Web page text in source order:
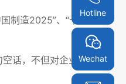
制造2025”、“十
话，不但对企业
Hotline
Wechat